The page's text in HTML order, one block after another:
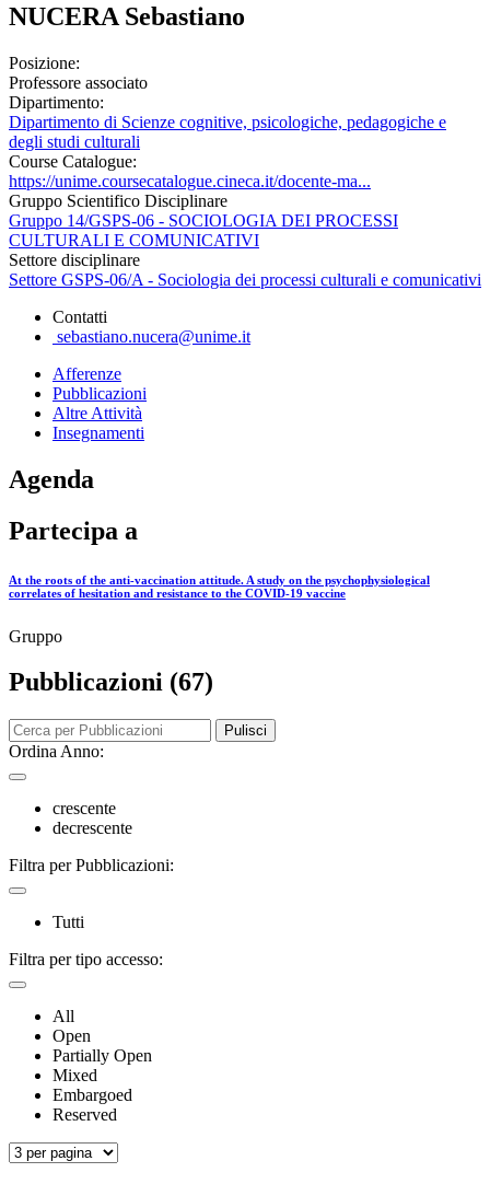
NUCERA Sebastiano
Posizione:
Professore associato
Dipartimento:
Dipartimento di Scienze cognitive, psicologiche, pedagogiche e
degli studi culturali
Course Catalogue:
https://unime.coursecatalogue.cineca.it/docente-ma...
Gruppo Scientifico Disciplinare
Gruppo 14/GSPS-06 - SOCIOLOGIA DEI PROCESSI
CULTURALI E COMUNICATIVI
Settore disciplinare
Settore GSPS-06/A - Sociologia dei processi culturali e comunicativi
Contatti
sebastiano.nucera@unime.it
Afferenze
Pubblicazioni
Altre Attività
Insegnamenti
Agenda
Partecipa a
At the roots of the anti-vaccination attitude. A study on the psychophysiological
correlates of hesitation and resistance to the COVID-19 vaccine
Gruppo
Pubblicazioni (67)
Pulisci
Ordina Anno:
crescente
decrescente
Filtra per Pubblicazioni:
Tutti
Filtra per tipo accesso:
All
Open
Partially Open
Mixed
Embargoed
Reserved